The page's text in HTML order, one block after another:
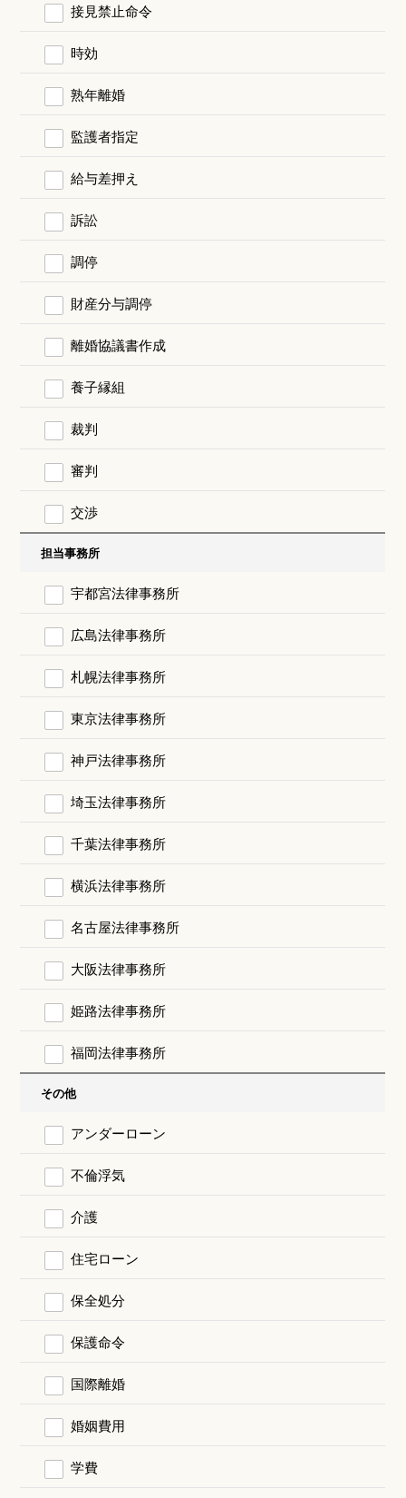
接見禁止命令
時効
熟年離婚
監護者指定
給与差押え
訴訟
調停
財産分与調停
離婚協議書作成
養子縁組
裁判
審判
交渉
担当事務所
宇都宮法律事務所
広島法律事務所
札幌法律事務所
東京法律事務所
神戸法律事務所
埼玉法律事務所
千葉法律事務所
横浜法律事務所
名古屋法律事務所
大阪法律事務所
姫路法律事務所
福岡法律事務所
その他
アンダーローン
不倫浮気
介護
住宅ローン
保全処分
保護命令
国際離婚
婚姻費用
学費